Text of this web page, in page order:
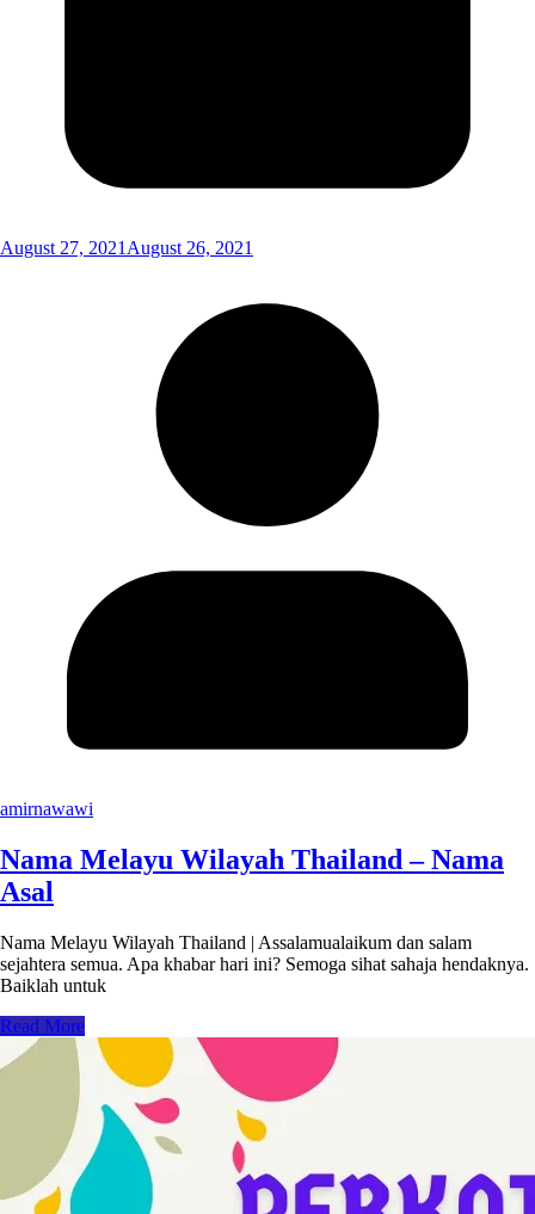
August 27, 2021 August 26, 2021
amirnawawi
Nama Melayu Wilayah Thailand – Nama
Asal
Nama Melayu Wilayah Thailand | Assalamualaikum dan salam
sejahtera semua. Apa khabar hari ini? Semoga sihat sahaja hendaknya.
Baiklah untuk
Read More